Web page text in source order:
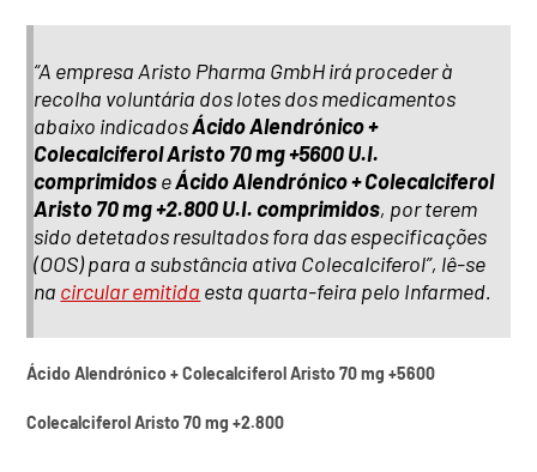
“A empresa Aristo Pharma GmbH irá proceder à
recolha voluntária dos lotes dos medicamentos
abaixo indicadosÁcido Alendrónico +
Colecalciferol Aristo 70 mg +5600 U.I.
comprimidoseÁcido Alendrónico + Colecalciferol
Aristo 70 mg +2.800 U.I. comprimidos, por terem
sido detetados resultados fora das especificações
(OOS) para a substância ativa Colecalciferol”, lê-se
na circular emitida esta quarta-feira pelo Infarmed.
Ácido Alendrónico + Colecalciferol Aristo 70 mg +5600
Colecalciferol Aristo 70 mg +2.800